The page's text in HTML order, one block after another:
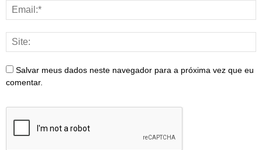
Salvar meus dados neste navegador para a próxima vez que eu
comentar.